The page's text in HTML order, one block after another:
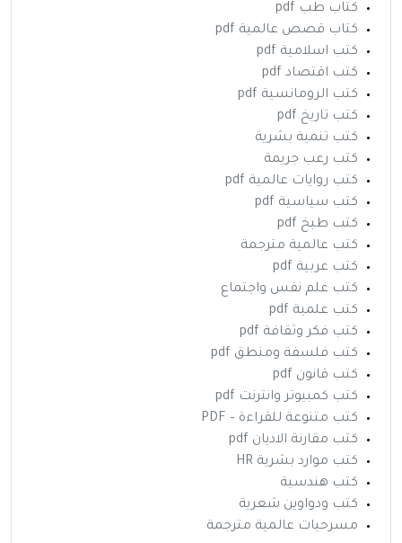
كتاب طب pdf
كتاب قصص عالمية pdf
كتب اسلامية pdf
كتب اقتصاد pdf
كتب الرومانسية pdf
كتب تاريخ pdf
كتب تنمية بشرية
كتب رعب جريمة
كتب روايات عالمية pdf
كتب سياسية pdf
كتب طبخ pdf
كتب عالمية مترجمة
كتب عربية pdf
كتب علم نفس واجتماع
كتب علمية pdf
كتب فكر وثقافة pdf
كتب فلسفة ومنطق pdf
كتب قانون pdf
كتب كمبيوتر وانترنت pdf
كتب متنوعة للقراءة – PDF
كتب مقارنة الاديان pdf
كتب موارد بشرية HR
كتب هندسية
كتب ودواوين شعرية
مسرحيات عالمية مترجمة